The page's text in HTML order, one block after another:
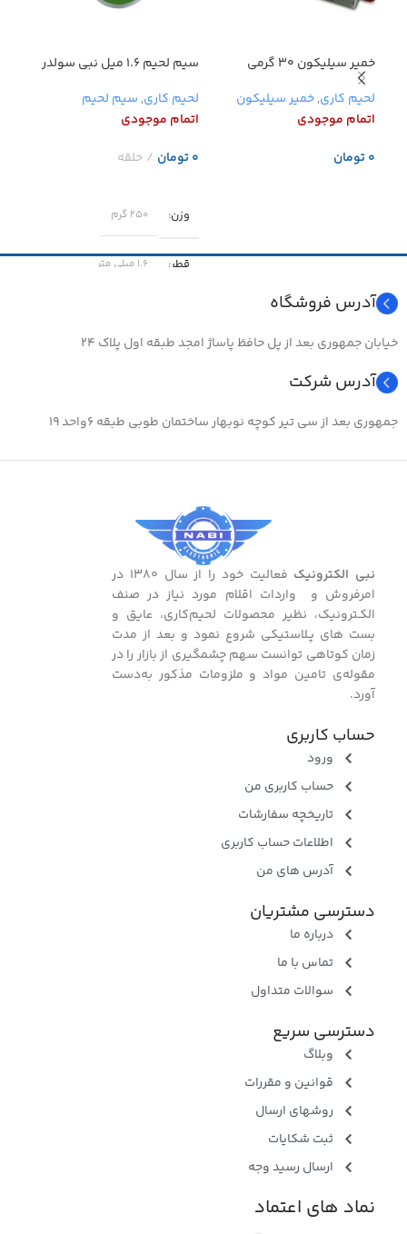
خمیر سیلیکون ۳۰ گرمی
طوسی
لحیم کاری,خمیر سیلیکون
اتمام موجودی
تومان
سیم لحیم ۱.۶ میل نبی سولدر
لحیم کاری, سیم لحیم
اتمام موجودی
تومان
وزن
۲۵۰ گرم
قطر ۱.۶ میلی متر
جنس فلز
آدرس فروشگاه
خیابان جمهوری بعد از پل حافظ پاساژ امجد طبقه اول پلاک ۲۴
آدرس شرکت
جمهوری بعد از سی تیر کوچه نوبهار ساختمان طوبی طبقه ۶واحد ۱۹
نبی الکترونیک
فعالیت خود را از سال ۱۳۸۰ در
امرفروش و واردات اقلام مورد نیاز در صنف
الکـترونیک، نظیر محصولات لحیم‌کاری، عایق و
بست ‌های پـلاستیکی شروع نمود و بعد از مدت
زمان کوتاهی توانست سهم چشمگیری از بازار را در
مقوله‌ی تامین مواد و ملزومات مذکور به‌دست
آورد.
حساب کاربری
ورود
حساب کاربری من
تاریخچه سفارشات
اطلاعات حساب کاربری
آدرس های من
دسترسی مشتریان
درباره ما
تماس با ما
سوالات متداول
دسترسی سریع
وبلاگ
قوانین و مقررات
روشهای ارسال
ثبت شکایات
ارسال رسید وجه
نماد های اعتماد